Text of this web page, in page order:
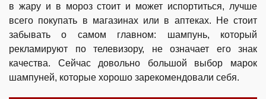
в жару и в мороз стоит и может испортиться, лучше
всего покупать в магазинах или в аптеках. Не стоит
забывать о самом главном: шампунь, который
рекламируют по телевизору, не означает его знак
качества. Сейчас довольно большой выбор марок
шампуней, которые хорошо зарекомендовали себя.